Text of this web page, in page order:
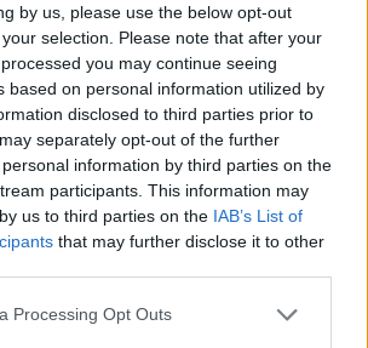
by us, please use the below opt-out
selection. Please note that after your
you may continue seeing
based on personal information utilized by
disclosed to third parties prior to
separately opt-out of the further
information by third parties on the
participants. This information may
us to third parties on the IAB’s List of
that may further disclose it to other
Processing Opt Outs
csütörtöki beszámolója szerint
koronavírusos fertőzöttek száma
a Kínait. Az intézmény adati szerint
található Amerikában. A vírus
hozzájárult az is, hogy a népesség
vették elég komolyan az
és inkább a bulizást...
a portfolio.hu hírarchívumához